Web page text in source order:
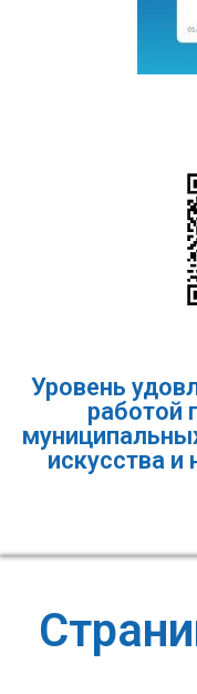
Уровень
работой
искусства и